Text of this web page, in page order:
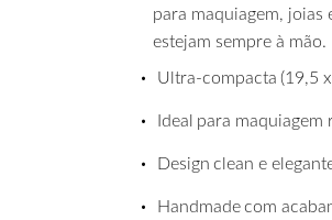
para maquiagem, joias
estejam sempre à mão.
• Ultra-compacta (19,5 x
• Ideal para maquiagem
• Design clean e
• Handmade com